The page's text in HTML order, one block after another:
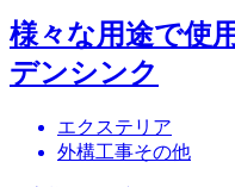
様々な用途で使
デンシンク
エクステリア
外構工事その他